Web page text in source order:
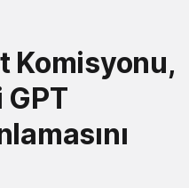
Komisyonu,
GPT